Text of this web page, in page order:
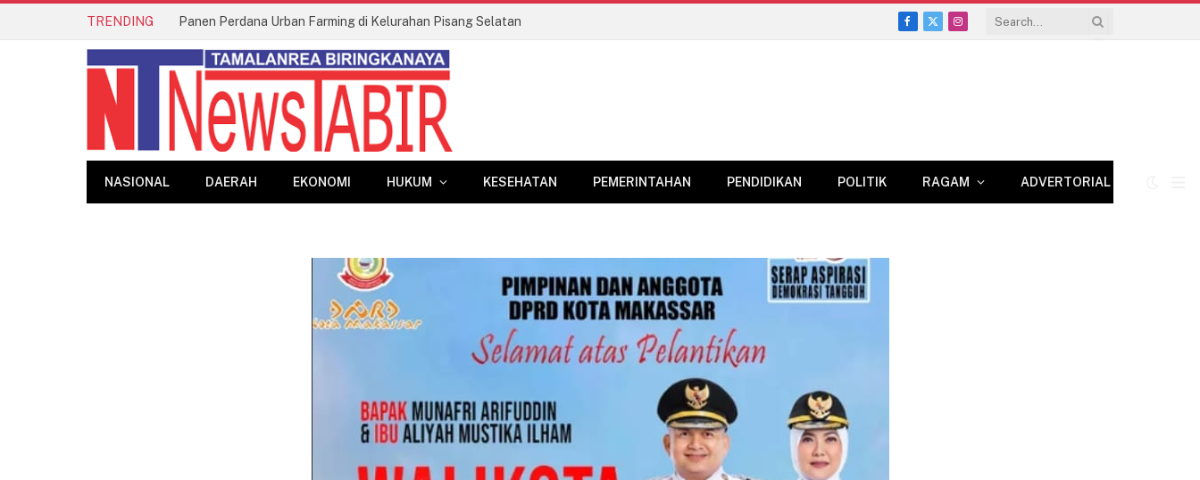
TRENDING Panen Perdana Urban Farming di Kelurahan Pisang Selatan
Facebook
X
Instagram
NASIONAL DAERAH EKONOMI HUKUM KESEHATAN PEMERINTAHAN PENDIDIKAN POLITIK RAGAM ADVERTORIAL